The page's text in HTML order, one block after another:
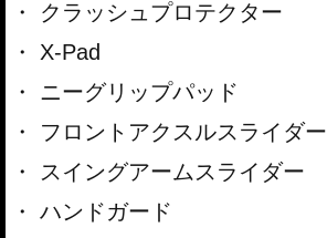
クラッシュプロテクター
X-Pad
ニーグリップパッド
フロントアクスルスライダー
スイングアームスライダー
ハンドガード